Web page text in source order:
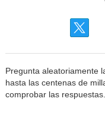
Pregunta aleatoriamente
hasta las centenas de
comprobar las respuestas.